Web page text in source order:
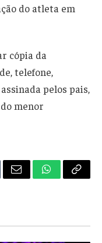
do atleta em
cópia da
telefone,
pelos pais,
menor
Email WhatsApp
Copy